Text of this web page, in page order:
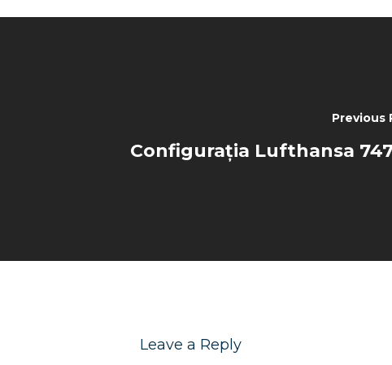
Previous
Configurația Lufthansa
Leave a Reply